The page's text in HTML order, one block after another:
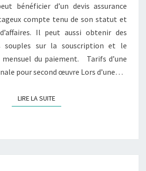
bénéficier d’un devis assurance
compte tenu de son statut et
Il peut aussi obtenir des
souples sur la souscription et le
du paiement. Tarifs d’une
pour second œuvre Lors d’une…
LIRE LA SUITELIRE LA SUITE